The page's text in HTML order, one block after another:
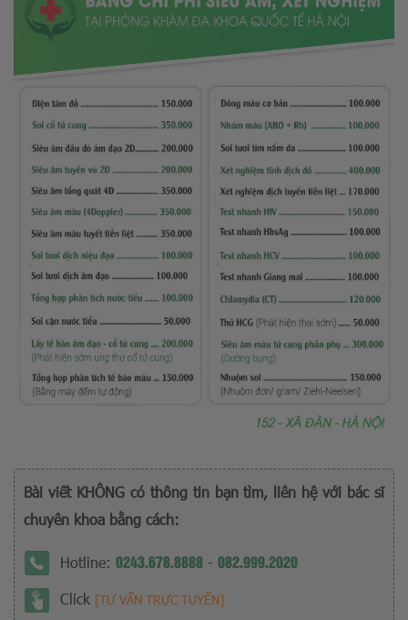
Bài viết KHÔNG có thông tin bạn tìm, liên hệ với bác sĩ
chuyên khoa bằng cách:
Hotline: 0243.678.8888 - 082.999.2020
Click [TƯ VẤN TRỰC TUYẾN]